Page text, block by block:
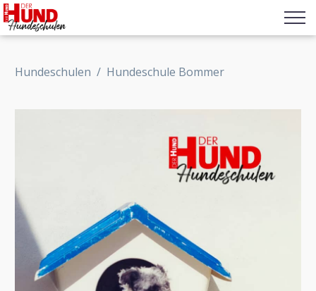
Hundeschulen / Hundeschule Bommer